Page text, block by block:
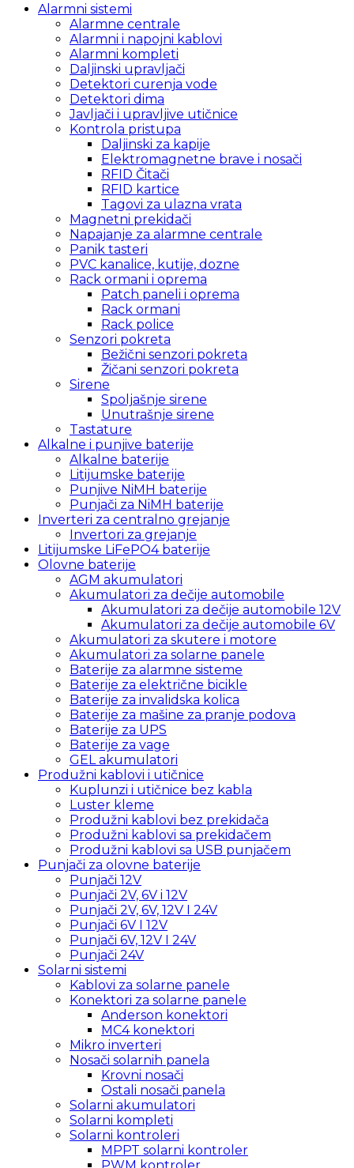
Alarmni sistemi
Alarmne centrale
Alarmni i napojni kablovi
Alarmni kompleti
Daljinski upravljači
Detektori curenja vode
Detektori dima
Javljači i upravljive utičnice
Kontrola pristupa
Daljinski za kapije
Elektromagnetne brave i nosači
RFID Čitači
RFID kartice
Tagovi za ulazna vrata
Magnetni prekidači
Napajanje za alarmne centrale
Panik tasteri
PVC kanalice, kutije, dozne
Rack ormani i oprema
Patch paneli i oprema
Rack ormani
Rack police
Senzori pokreta
Bežični senzori pokreta
Žičani senzori pokreta
Sirene
Spoljašnje sirene
Unutrašnje sirene
Tastature
Alkalne i punjive baterije
Alkalne baterije
Litijumske baterije
Punjive NiMH baterije
Punjači za NiMH baterije
Inverteri za centralno grejanje
Invertori za grejanje
Litijumske LiFePO4 baterije
Olovne baterije
AGM akumulatori
Akumulatori za dečije automobile
Akumulatori za dečije automobile 12V
Akumulatori za dečije automobile 6V
Akumulatori za skutere i motore
Akumulatori za solarne panele
Baterije za alarmne sisteme
Baterije za električne bicikle
Baterije za invalidska kolica
Baterije za mašine za pranje podova
Baterije za UPS
Baterije za vage
GEL akumulatori
Produžni kablovi i utičnice
Kuplunzi i utičnice bez kabla
Luster kleme
Produžni kablovi bez prekidača
Produžni kablovi sa prekidačem
Produžni kablovi sa USB punjačem
Punjači za olovne baterije
Punjači 12V
Punjači 2V, 6V i 12V
Punjači 2V, 6V, 12V I 24V
Punjači 6V I 12V
Punjači 6V, 12V I 24V
Punjači 24V
Solarni sistemi
Kablovi za solarne panele
Konektori za solarne panele
Anderson konektori
MC4 konektori
Mikro inverteri
Nosači solarnih panela
Krovni nosači
Ostali nosači panela
Solarni akumulatori
Solarni kompleti
Solarni kontroleri
MPPT solarni kontroler